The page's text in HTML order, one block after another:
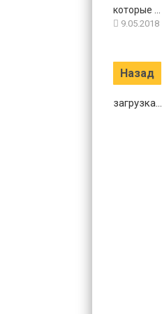
которые ...
9.05.2018
Пагинация
записей
Назад
загрузка...